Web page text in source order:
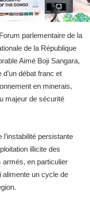
parlementaire de la
de la République
Aimé Boji Sangara,
débat franc et
en minerais,
majeur de sécurité
persistante
illicite des
armés, en particulier
alimente un cycle de